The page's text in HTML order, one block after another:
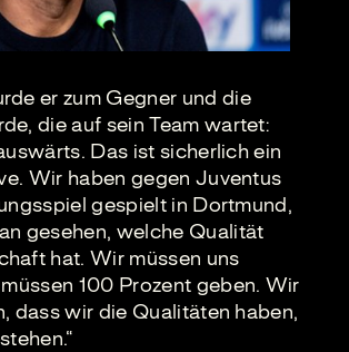
er zum Gegner und die
die auf sein Team wartet:
Das ist sicherlich ein
Wir haben gegen Juventus
gespielt in Dortmund,
gesehen, welche Qualität
hat. Wir müssen uns
100 Prozent geben. Wir
dass wir die Qualitäten haben,